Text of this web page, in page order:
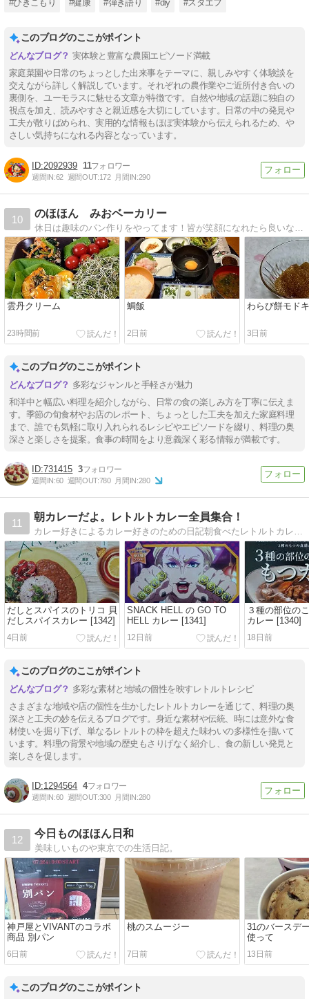
#ひきこもり #健康 #弾き語り #diy #スタエフ
このブログのここがポイント
実体験と豊富な農園エピソード満載
家庭菜園や日常のちょっとした出来事をテーマに、親しみやすく体験談を
交えながら詳しく解説しています。それぞれの農作業やご近所付き合いの
裏側を、ユーモラスに魅せる文章が特徴です。自然や地域の話題に独自の
視点を加え、読みやすさと親近感を大切にしています。日常の中の発見や
工夫が散りばめられ、実用的な情報もほぼ実体験から伝えられるため、や
さしい気持ちになれる内容となっています。
2092939 11
週間IN:62 週間OUT:172 月間IN:290
10
のほほん みおベーカリー
雲丹クリーム
23時間前
鯛飯
2日前
わらび餅モドキ
3日前
このブログのここがポイント
多彩なジャンルと手軽さが魅力
和洋中と幅広い料理を紹介しながら、日常の食の楽しみ方を丁寧に伝えま
す。季節の旬食材やお店のレポート、ちょっとした工夫を加えた家庭料理
まで、誰でも気軽に取り入れられるレシピやエピソードを綴り、料理の奥
深さと楽しさを提案。食事の時間をより意義深く彩る情報が満載です。
731415 3
週間IN:60 週間OUT:780 月間IN:280
11
朝カレーだよ。レトルトカレー全員集合！
カレー好きによるカレー好きのための日記朝食べたレトルトカレーと、それとは関係ない話を徒然に書きます。
だしとスパイスのトリコ 貝
だしスパイスカレー [1342]
4日前
SNACK HELL の GO TO
HELL カレー [1341]
12日前
３種の部位の
カレー [1340]
18日前
このブログのここがポイント
多彩な素材と地域の個性を映すレトルトレシピ
さまざまな地域や店の個性を生かしたレトルトカレーを通じて、料理の奥
深さと工夫の妙を伝えるブログです。身近な素材や伝統、時には意外な食
材使いを掘り下げ、単なるレトルトの枠を超えた味わいの多様性を描いて
います。料理の背景や地域の歴史もさりげなく紹介し、食の新しい発見と
楽しさを促します。
1294564 4
週間IN:60 週間OUT:300 月間IN:280
12
今日ものほほん日和
美味しいものや東京での生活日記。
神戸屋とVIVANTのコラボ
商品 別パン
6日前
桃のスムージー
7日前
31のバースデ
使って
13日前
このブログのここがポイント